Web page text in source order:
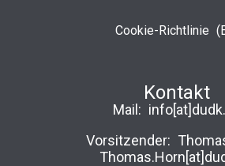
Cookie-Richtlinie
Kontakt
Mail:
Vorsitzender: